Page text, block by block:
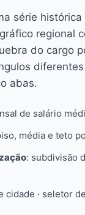
série
regional
do cargo
abas.
de salário
média e teto
: subdivisão
cidade · seletor